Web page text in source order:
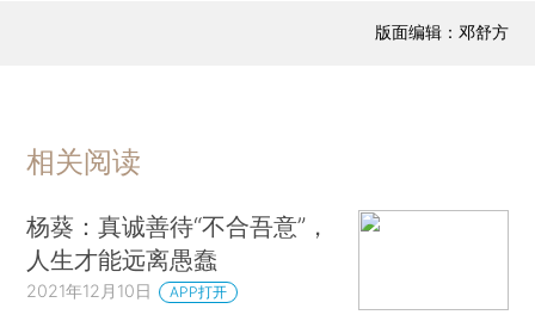
版面编辑：邓舒方
相关阅读
杨葵：真诚善待“不合吾意”，
人生才能远离愚蠢
2021年12月10日 APP打开